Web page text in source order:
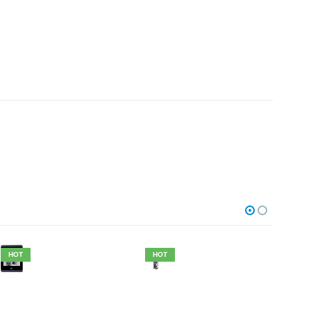
HOT HOT